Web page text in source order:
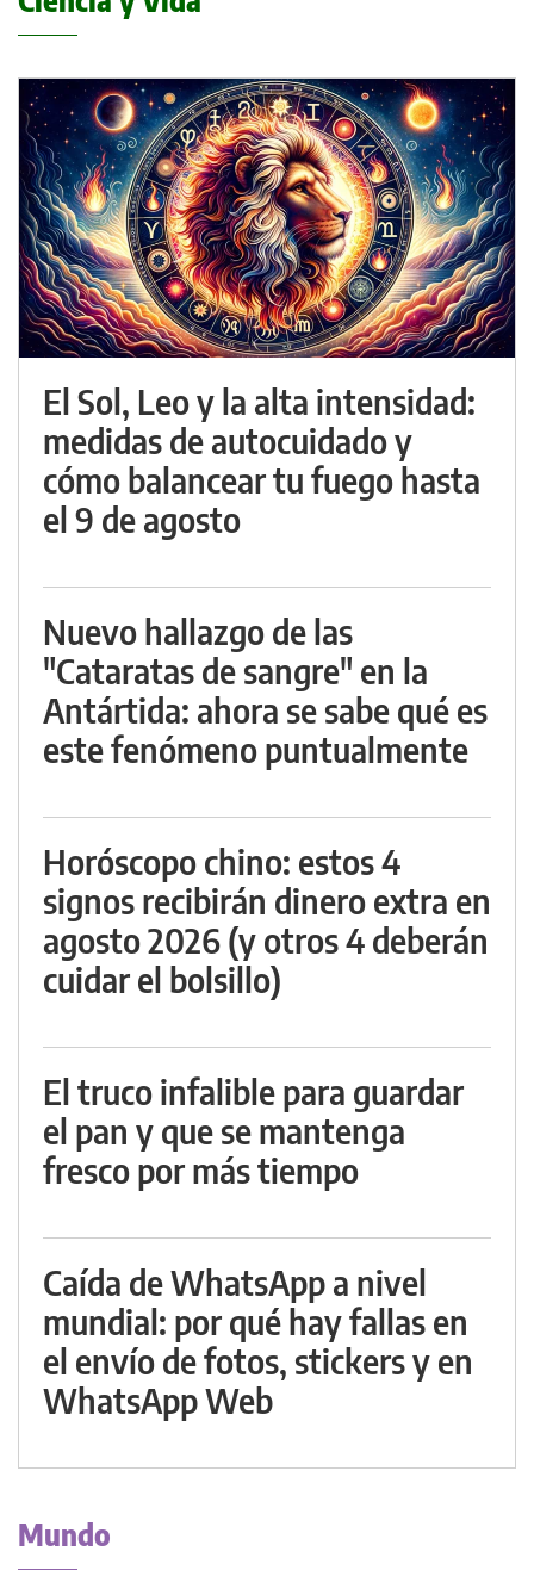
El Sol, Leo y la alta intensidad:
medidas de autocuidado y
cómo balancear tu fuego hasta
el 9 de agosto
Nuevo hallazgo de las
"Cataratas de sangre" en la
Antártida: ahora se sabe qué es
este fenómeno puntualmente
Horóscopo chino: estos 4
signos recibirán dinero extra en
agosto 2026 (y otros 4 deberán
cuidar el bolsillo)
El truco infalible para guardar
el pan y que se mantenga
fresco por más tiempo
Caída de WhatsApp a nivel
mundial: por qué hay fallas en
el envío de fotos, stickers y en
WhatsApp Web
Mundo